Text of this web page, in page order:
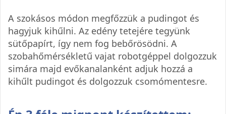
A szokásos módon megfőzzük a pudingot és
hagyjuk kihűlni. Az edény tetejére tegyünk
sütőpapírt, így nem fog bebőrösödni. A
szobahőmérsékletű vajat robotgéppel dolgozzuk
simára majd evőkanalanként adjuk hozzá a
kihűlt pudingot és dolgozzuk csomómentesre.